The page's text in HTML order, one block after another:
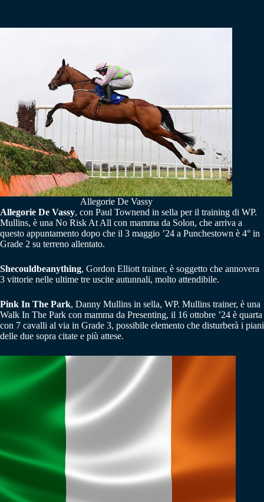
Allegorie De Vassy
Allegorie De Vassy, con Paul Townend in sella per il training di WP.
Mullins, è una No Risk At All con mamma da Solon, che arriva a
questo appuntamento dopo che il 3 maggio ’24 a Punchestown è 4° in
Grade 2 su terreno allentato.
Shecouldbeanything, Gordon Elliott trainer, è soggetto che annovera
3 vittorie nelle ultime tre uscite autunnali, molto attendibile.
Pink In The Park, Danny Mullins in sella, WP. Mullins trainer, è una
Walk In The Park con mamma da Presenting, il 16 ottobre ’24 è quarta
con 7 cavalli al via in Grade 3, possibile elemento che disturberà i piani
delle due sopra citate e più attese.